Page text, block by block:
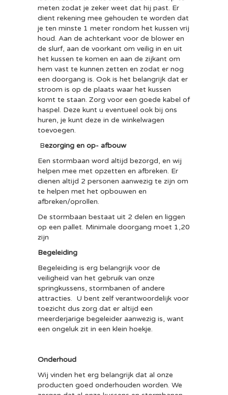
meten zodat je zeker weet dat hij past. Er
dient rekening mee gehouden te worden dat
je ten minste 1 meter rondom het kussen vrij
houd. Aan de achterkant voor de blower en
de slurf, aan de voorkant om veilig in en uit
het kussen te komen en aan de zijkant om
hem vast te kunnen zetten en zodat er nog
een doorgang is. Ook is het belangrijk dat er
stroom is op de plaats waar het kussen
komt te staan. Zorg voor een goede kabel of
haspel. Deze kunt u eventueel ook bij ons
huren, je kunt deze in de winkelwagen
toevoegen.
Bezorging en op- afbouw
Een stormbaan word altijd bezorgd, en wij
helpen mee met opzetten en afbreken. Er
dienen altijd 2 personen aanwezig te zijn om
te helpen met het opbouwen en
afbreken/oprollen.
De stormbaan bestaat uit 2 delen en liggen
op een pallet. Minimale doorgang moet 1,20
zijn
Begeleiding
Begeleiding is erg belangrijk voor de
veiligheid van het gebruik van onze
springkussens, stormbanen of andere
attracties. U bent zelf verantwoordelijk voor
toezicht dus zorg dat er altijd een
meerderjarige begeleider aanwezig is, want
een ongeluk zit in een klein hoekje.
Onderhoud
Wij vinden het erg belangrijk dat al onze
producten goed onderhouden worden. We